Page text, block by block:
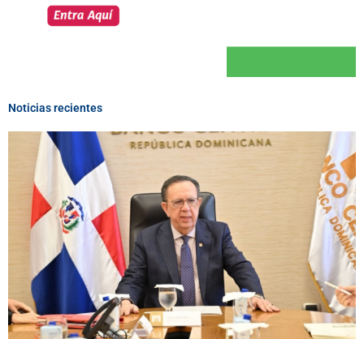
Noticias recientes